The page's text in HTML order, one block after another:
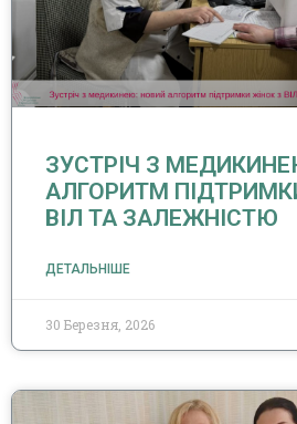
ЗУСТРІЧ З
АЛГОРИТМ
ВІЛ ТА ЗАЛЕЖНІСТЮ
ДЕТАЛЬНІШЕ
30 Березня, 2026